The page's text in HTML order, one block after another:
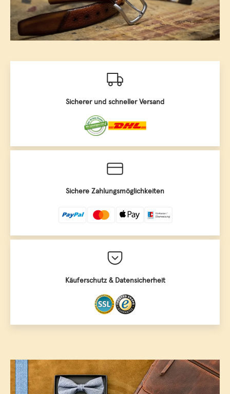
Sicherer und schneller Versand
Sichere Zahlungsmöglichkeiten
Käuferschutz & Datensicherheit